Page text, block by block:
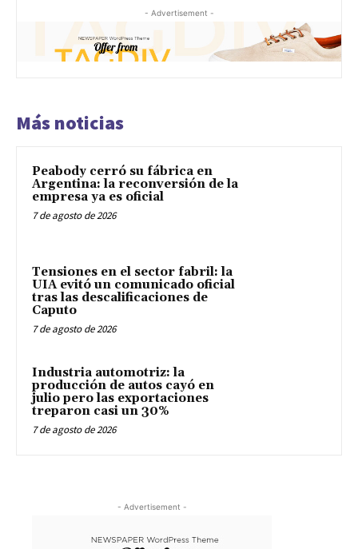
- Advertisement -
Más noticias
Peabody cerró su fábrica en
Argentina: la reconversión de la
empresa ya es oficial
7 de agosto de 2026
Tensiones en el sector fabril: la
UIA evitó un comunicado oficial
tras las descalificaciones de
Caputo
7 de agosto de 2026
Industria automotriz: la
producción de autos cayó en
julio pero las exportaciones
treparon casi un 30%
7 de agosto de 2026
- Advertisement -